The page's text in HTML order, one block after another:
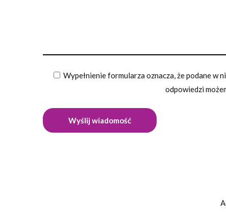
Wypełnienie formularza oznacza, że podane w
odpowiedzi